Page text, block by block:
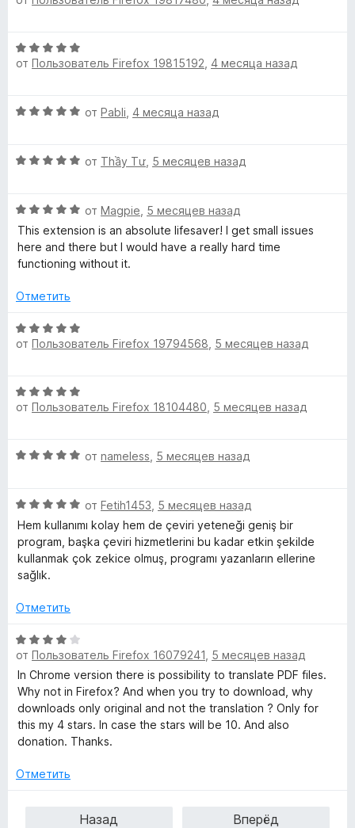
н
а
з
е
н
а
з
О
ц
е
н
и
з
5
от Пользователь Firefox 19815192 4 месяца назад
О
н
о
н
а
5
з
от Pabli 4 месяца назад
О
н
е
н
о
а
и
з
от Thầy Tư 5 месяцев назад
О
ц
е
н
н
н
а
з
5
от Magpie 5 месяцев назад
This extension is an absolute lifesaver! I get small issues
here and there but I would have a really hard time
functioning without it.
Отметить
О
ц
е
н
а
з
5
от Пользователь Firefox 19794568 5 месяцев назад
О
ц
е
н
а
5
и
з
от Пользователь Firefox 18104480 5 месяцев назад
О
н
е
н
о
н
5
з
5
от nameless 5 месяцев назад
О
ц
е
н
е
о
а
5
и
з
5
от Fetih1453 5 месяцев назад
Hem kullanımı kolay hem de çeviri yeteneği geniş bir
program, başka çeviri hizmetlerini bu kadar etkin şekilde
kullanmak çok zekice olmuş, programı yazanların ellerine
sağlık.
Отметить
О
ц
е
н
е
н
о
а
от Пользователь Firefox 16079241 5 месяцев назад
In Chrome version there is possibility to translate PDF files.
Why not in Firefox? And when you try to download, why
downloads only original and not the translation ? Only for
this my 4 stars. In case the stars will be 10. And also
donation. Thanks.
Отметить
Назад
Вперёд